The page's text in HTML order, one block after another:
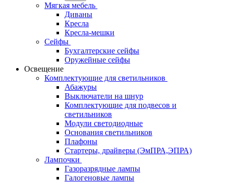
Мягкая мебель
Диваны
Кресла
Кресла-мешки
Сейфы
Бухгалтерские сейфы
Оружейные сейфы
Освещение
Комплектующие для светильников
Абажуры
Выключатели на шнур
Комплектующие для подвесов и
светильников
Модули светодиодные
Основания светильников
Плафоны
Стартеры, драйверы (ЭмПРА,ЭПРА)
Лампочки
Газоразрядные лампы
Галогеновые лампы